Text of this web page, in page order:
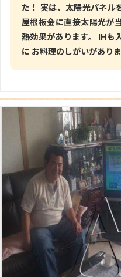
た！ 実は、太陽光パネル
屋根板金に直接太陽光が
熱効果があります。 IHも
に お料理のしがいがあり